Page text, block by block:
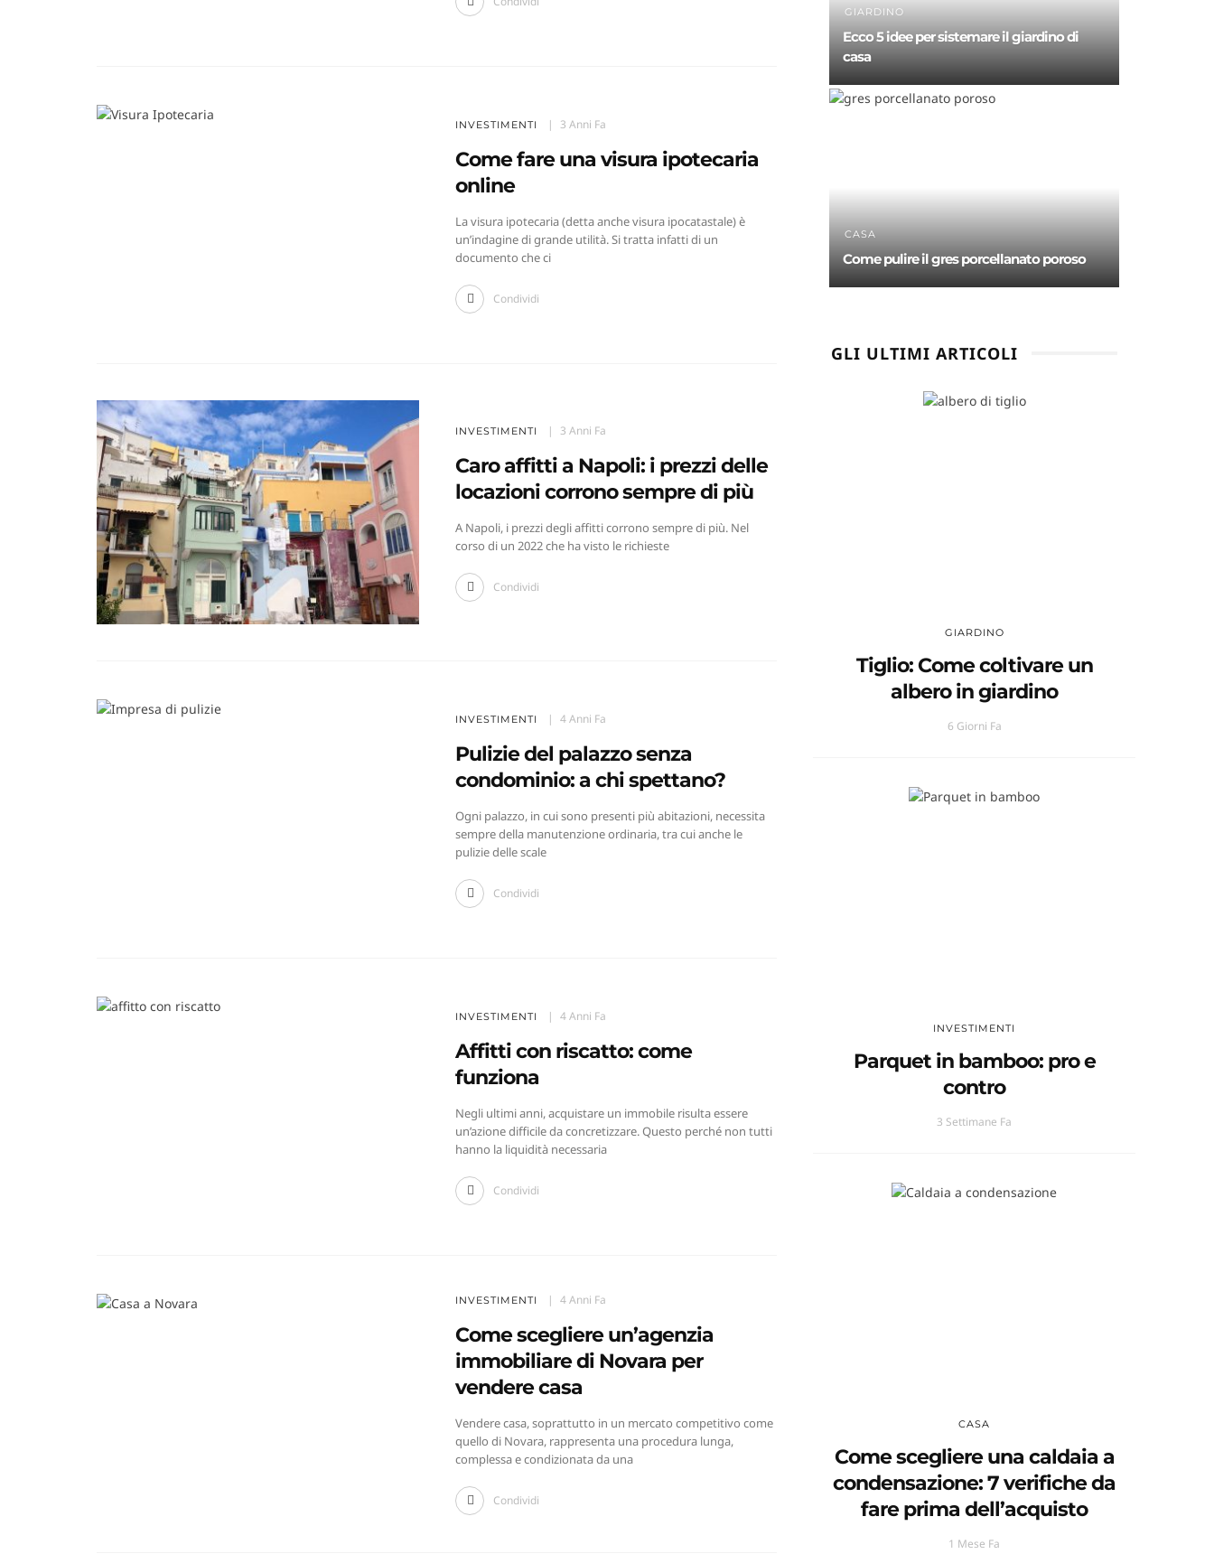
INVESTIMENTI 3 Anni Fa
Come fare una visura ipotecaria
online
La visura ipotecaria (detta anche visura ipocatastale) è
un’indagine di grande utilità. Si tratta infatti di un
documento che ci
Condividi
INVESTIMENTI 3 Anni Fa
Caro affitti a Napoli: i prezzi delle
locazioni corrono sempre di più
A Napoli, i prezzi degli affitti corrono sempre di più. Nel
corso di un 2022 che ha visto le richieste
Condividi
INVESTIMENTI 4 Anni Fa
Pulizie del palazzo senza
condominio: a chi spettano?
Ogni palazzo, in cui sono presenti più abitazioni, necessita
sempre della manutenzione ordinaria, tra cui anche le
pulizie delle scale
Condividi
INVESTIMENTI 4 Anni Fa
Affitti con riscatto: come
funziona
Negli ultimi anni, acquistare un immobile risulta essere
un’azione difficile da concretizzare. Questo perché non tutti
hanno la liquidità necessaria
Condividi
INVESTIMENTI 4 Anni Fa
Come scegliere un’agenzia
immobiliare di Novara per
vendere casa
Vendere casa, soprattutto in un mercato competitivo come
quello di Novara, rappresenta una procedura lunga,
complessa e condizionata da una
Condividi
GIARDINO
Ecco 5 idee per sistemare il giardino di
casa
CASA
Come pulire il gres porcellanato poroso
GLI ULTIMI ARTICOLI
GIARDINO
Tiglio: Come coltivare un
albero in giardino
6 Giorni Fa
INVESTIMENTI
Parquet in bamboo: pro e
contro
3 Settimane Fa
CASA
Come scegliere una caldaia a
condensazione: 7 verifiche da
fare prima dell’acquisto
1 Mese Fa